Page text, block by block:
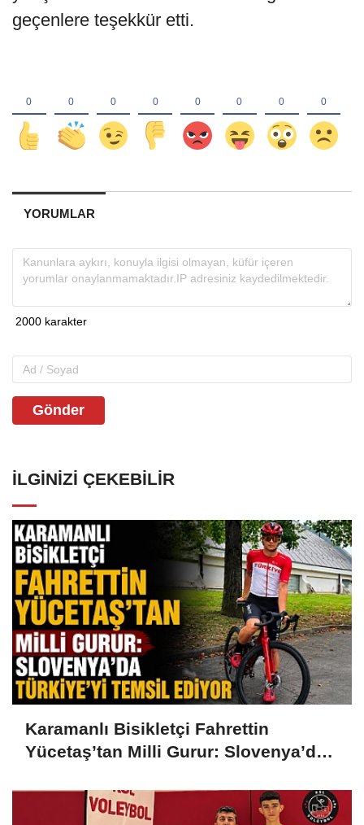
geçenlere teşekkür etti.
YORUMLAR
Gönder
İLGINIZI ÇEKEBILIR
Karamanlı Bisikletçi Fahrettin
Yücetaş’tan Milli Gurur: Slovenya’da